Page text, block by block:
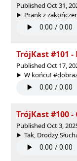
Published Oct 31,
Prank z
TrójKast #101
Published Oct 17,
W końcu!
TrójKast #100 -
Published Oct 3,
Tak, Drodzy